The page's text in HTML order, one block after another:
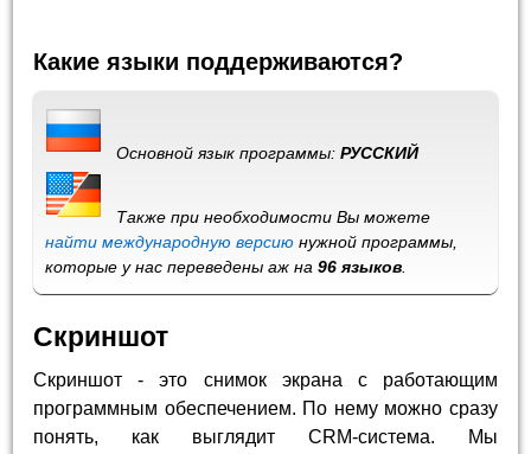
Какие языки поддерживаются?
Основной язык программы:РУССКИЙ
Также при необходимости Вы можете
найти международную версию нужной программы,
которые у нас переведены аж на96 языков
Скриншот
Скриншот - это снимок экрана с работающим
программным обеспечением. По нему можно сразу
понять, как выглядит CRM-система. Мы